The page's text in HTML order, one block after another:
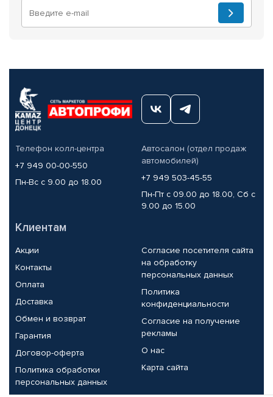
Телефон колл-центра
+7 949 00-00-550
Пн-Вс с 9.00 до 18.00
Автосалон (отдел продаж
автомобилей)
+7 949 503-45-55
Пн-Пт с 09.00 до 18.00, Сб с
9.00 до 15.00
Клиентам
Акции
Контакты
Оплата
Доставка
Обмен и возврат
Гарантия
Договор-оферта
Политика обработки
персональных данных
Согласие посетителя сайта
на обработку
персональных данных
Политика
конфиденциальности
Согласие на получение
рекламы
О нас
Карта сайта